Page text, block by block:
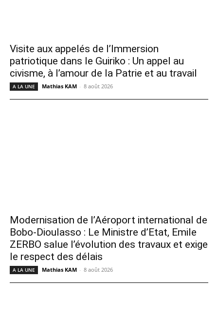
Visite aux appelés de l’Immersion
patriotique dans le Guiriko : Un appel au
civisme, à l’amour de la Patrie et au travail
A LA UNE Mathias KAM - 8 août 2026
Modernisation de l’Aéroport international de
Bobo-Dioulasso : Le Ministre d’Etat, Emile
ZERBO salue l’évolution des travaux et exige
le respect des délais
A LA UNE Mathias KAM - 8 août 2026